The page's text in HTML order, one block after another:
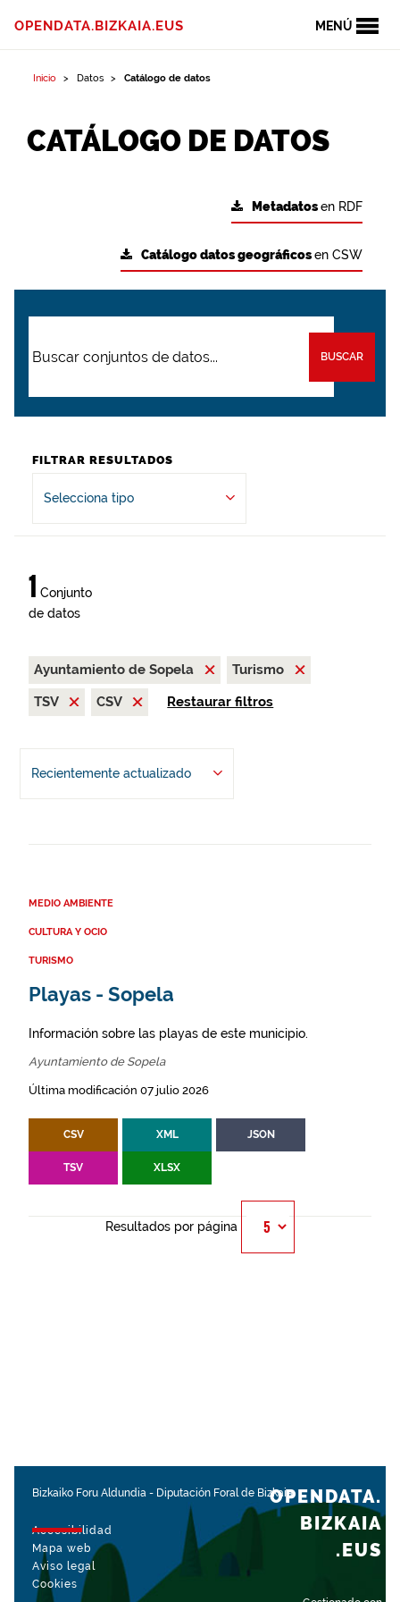
MENÚ
OPENDATA.BIZKAIA.EUS
Inicio Datos Catálogo de datos
CATÁLOGO DE DATOS
Metadatosen RDF
Catálogo datos geográficosen CSW
BUSCAR
FILTRAR RESULTADOS
Selecciona tipo
1 Conjunto
de datos
Ayuntamiento de Sopela
Turismo
TSV
CSV Restaurar filtros
Recientemente actualizado
MEDIO AMBIENTE
CULTURA Y OCIO
TURISMO
Playas - Sopela
Información sobre las playas de este municipio.
Ayuntamiento de Sopela
Última modificación 07 julio 2026
CSV XML JSON
TSV XLSX
Resultados por página
Bizkaiko Foru Aldundia - Diputación Foral de Bizkaia
Accesibilidad
Mapa web
Aviso legal
Cookies
OPENDATA.
BIZKAIA
.EUS